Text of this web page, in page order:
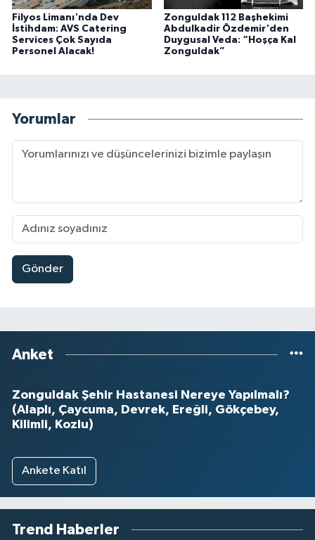
Filyos Limanı'nda Dev
İstihdam: AVS Catering
Services Çok Sayıda
Personel Alacak!
Zonguldak 112 Başhekimi
Abdulkadir Özdemir'den
Duygusal Veda: “Hoşça Kal
Zonguldak”
Yorumlar
Gönder
Anket
Zonguldak Şehir Hastanesi Nereye Yapılmalı?
(Alaplı, Çaycuma, Devrek, Ereğli, Gökçebey,
Kilimli, Kozlu)
Ankete Katıl
Trend Haberler